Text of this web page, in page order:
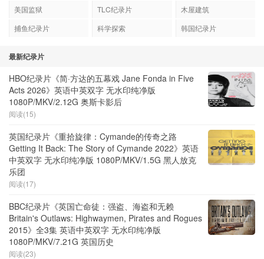
美国监狱
TLC纪录片
木屋建筑
捕鱼纪录片
科学探索 韩国纪录片
最新纪录片
HBO纪录片《简·方达的五幕戏 Jane Fonda in Five
Acts 2026》英语中英双字 无水印纯净版
1080P/MKV/2.12G 奥斯卡影后
阅读(15)
英国纪录片《重拾旋律：Cymande的传奇之路
Getting It Back: The Story of Cymande 2022》英语
中英双字 无水印纯净版 1080P/MKV/1.5G 黑人放克
乐团
阅读(17)
BBC纪录片《英国亡命徒：强盗、海盗和无赖
Britain's Outlaws: Highwaymen, Pirates and Rogues
2015》全3集 英语中英双字 无水印纯净版
1080P/MKV/7.21G 英国历史
阅读(23)